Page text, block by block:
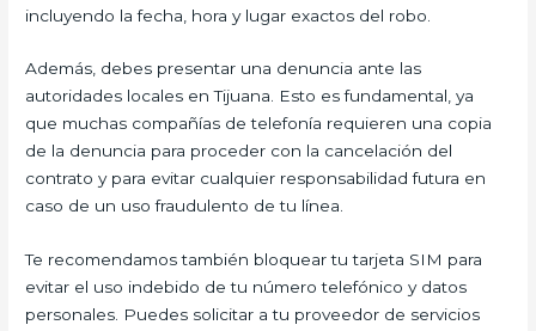
incluyendo la fecha, hora y lugar exactos del robo.
Además, debes presentar una denuncia ante las
autoridades locales en Tijuana. Esto es fundamental, ya
que muchas compañías de telefonía requieren una copia
de la denuncia para proceder con la cancelación del
contrato y para evitar cualquier responsabilidad futura en
caso de un uso fraudulento de tu línea.
Te recomendamos también bloquear tu tarjeta SIM para
evitar el uso indebido de tu número telefónico y datos
personales. Puedes solicitar a tu proveedor de servicios